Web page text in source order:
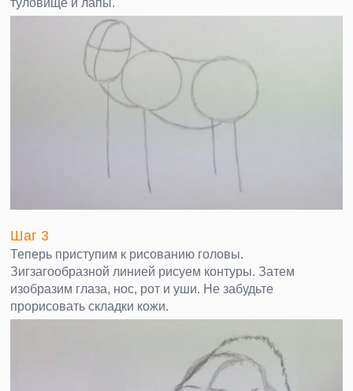
туловище и лапы.
Шаг 3
Теперь приступим к рисованию головы.
Зигзагообразной линией рисуем контуры. Затем
изобразим глаза, нос, рот и уши. Не забудьте
прорисовать складки кожи.